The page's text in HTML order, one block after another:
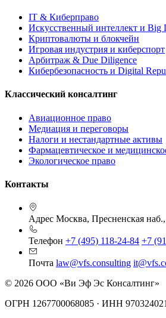
IT & Киберправо
Искусственный интеллект и Big
Криптовалюты и блокчейн
Игровая индустрия и киберспорт
Арбитраж & Due Diligence
Кибербезопасность и Digital
Классический консалтинг
Авиационное право
Медиация и переговоры
Налоги и нестандартные активы
Фармацевтическое и
Экологическое право
Контакты
Адрес Москва, Пресненская
Телефон +7 (495) 118-24-84 +7
Почта law@vfs.consulting
© 2026 ООО «Ви Эф Эс Консалтинг»
ОГРН 1267700068085 · ИНН